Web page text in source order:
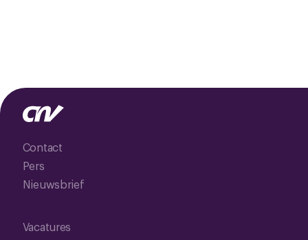
Contact
Pers
Nieuwsbrief
Vacatures